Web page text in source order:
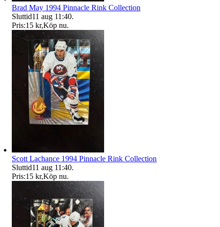
Brad May 1994 Pinnacle Rink Collection
Sluttid11 aug 11:40.
Pris:15 kr,Köp nu.
Scott Lachance 1994 Pinnacle Rink Collection
Sluttid11 aug 11:40.
Pris:15 kr,Köp nu.